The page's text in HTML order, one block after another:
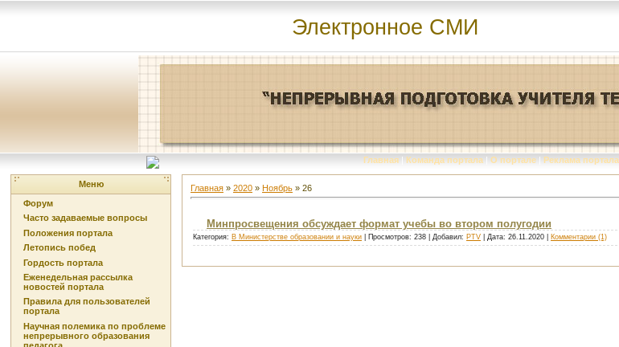
Электронное СМИ
Главная | Команда портала | О портале | Реклама портала
Меню
Форум
Часто задаваемые вопросы
Положения портала
Летопись побед
Гордость портала
Еженедельная рассылка
новостей портала
Правила для пользователей
портала
Научная полемика по проблеме
непрерывного образования
Главная » 2020 » Ноябрь » 26
Минпросвещения обсуждает формат учебы во втором полугодии
Категория: В Министерстве образовании и науки | Просмотров: 238 | Добавил: PTV | Дата: 26.11.2020 Комментарии (1)